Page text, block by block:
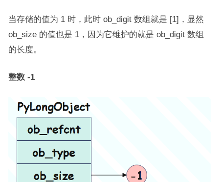
当存储的值为 1 时，此时 ob_digit 数组就是 [1]，显然
ob_size 的值也是 1，因为它维护的就是 ob_digit 数组
的长度。
整数 -1